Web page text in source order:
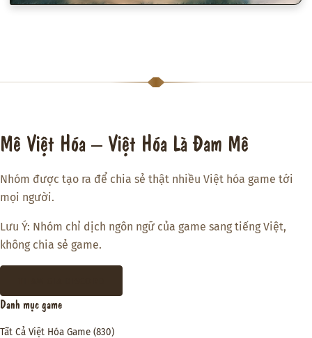
Mê Việt Hóa – Việt Hóa Là Đam Mê
Nhóm được tạo ra để chia sẻ thật nhiều Việt hóa game tới
mọi người.
Lưu Ý: Nhóm chỉ dịch ngôn ngữ của game sang tiếng Việt,
không chia sẻ game.
Danh mục game
Tất Cả Việt Hóa Game (830)